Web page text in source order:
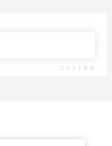
コメントする